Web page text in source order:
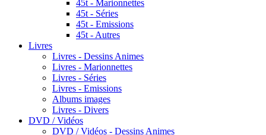
45t - Marionnettes
45t - Séries
45t - Emissions
45t - Autres
Livres
Livres - Dessins Animes
Livres - Marionnettes
Livres - Séries
Livres - Emissions
Albums images
Livres - Divers
DVD / Vidéos
DVD / Vidéos - Dessins Animes